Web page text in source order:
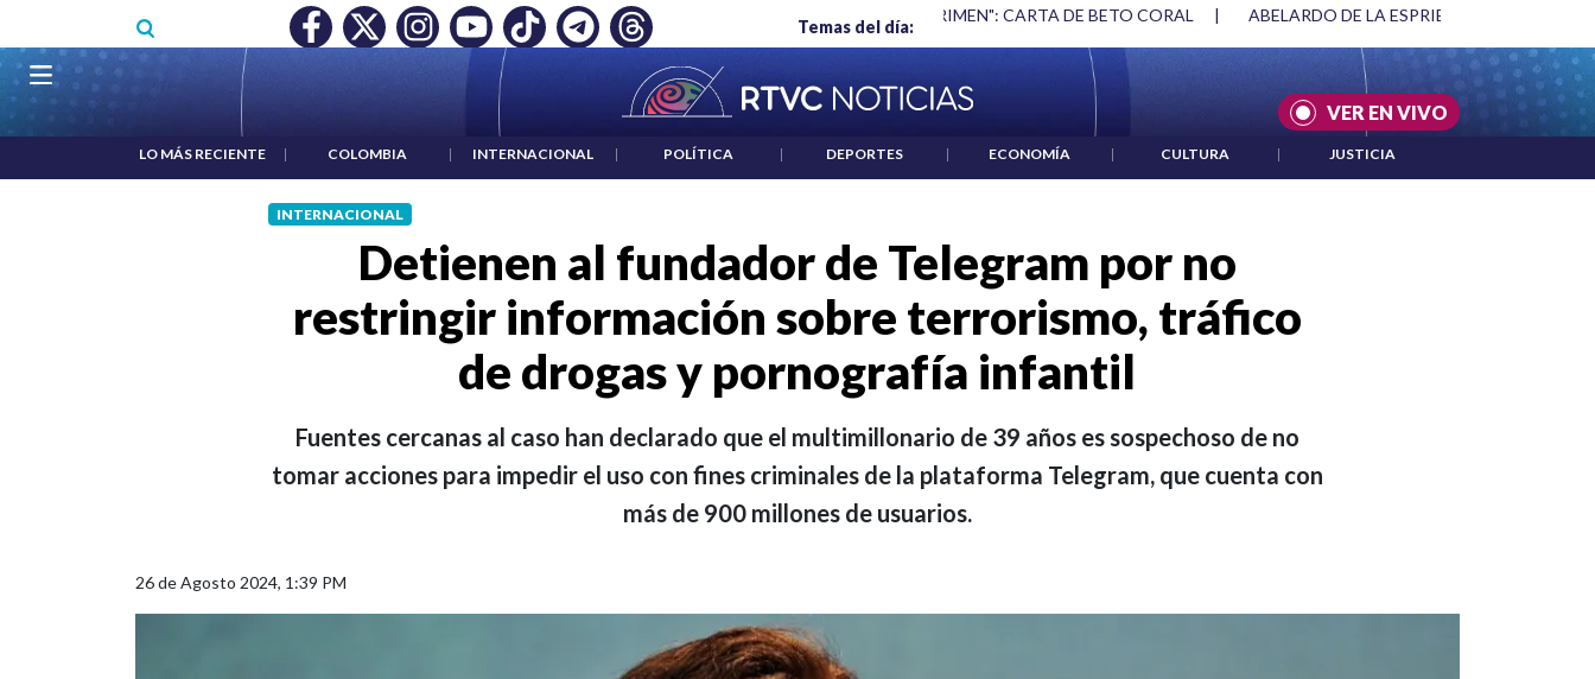
Temas del día:
MÍNIMO NO DESTRUYÓ EMPLEO: JP MORGAN | "HABLAR NO ES UN CRIMEN": CARTA DE BETO CORAL ABELARDO DE LA ESPRIELLA Y DMG | ACUERDOS ENTRE ESTADOS UNIDOS E
VER EN VIVO
Navegación principal
LO MÁS RECIENTE | COLOMBIA | INTERNACIONAL | POLÍTICA | DEPORTES | ECONOMÍA | CULTURA | JUSTICIA
INTERNACIONAL
Detienen al fundador de Telegram por no
restringir información sobre terrorismo, tráfico
de drogas y pornografía infantil
Fuentes cercanas al caso han declarado que el multimillonario de 39 años es sospechoso de no
tomar acciones para impedir el uso con fines criminales de la plataforma Telegram, que cuenta con
más de 900 millones de usuarios.
26 de Agosto 2024, 1:39 PM